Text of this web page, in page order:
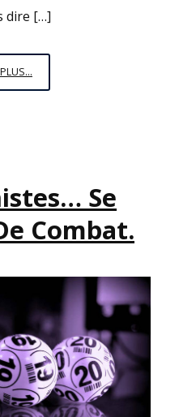
dire […]
SUIS
Se
Combat.